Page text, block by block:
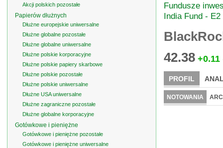
Fundusze
India Fund -
42.38 +0.11
PROFIL
NOTOWANIA
Akcji polskich pozostałe
Papierów dłużnych
Dłużne europejskie uniwersalne
Dłużne globalne pozostałe
Dłużne globalne uniwersalne
Dłużne polskie korporacyjne
Dłużne polskie papiery skarbowe
Dłużne polskie pozostałe
Dłużne polskie uniwersalne
Dłużne USA uniwersalne
Dłużne zagraniczne pozostałe
Dłużne globalne korporacyjne
Gotówkowe i pieniężne
Gotówkowe i pieniężne pozostałe
Gotówkowe i pieniężne uniwersalne